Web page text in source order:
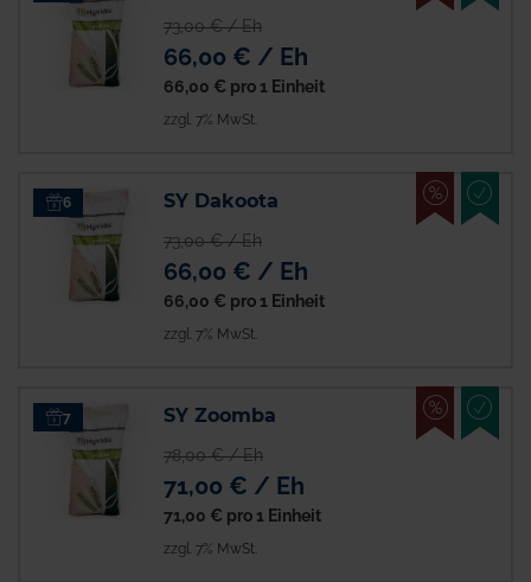
73,00 € / Eh
66,00 € / Eh
66,00 € pro 1 Einheit
zzgl. 7% MwSt.
6 SY Dakoota
73,00 € / Eh
66,00 € / Eh
66,00 € pro 1 Einheit
zzgl. 7% MwSt.
%
7 SY Zoomba
78,00 € / Eh
71,00 € / Eh
71,00 € pro 1 Einheit
zzgl. 7% MwSt.
%